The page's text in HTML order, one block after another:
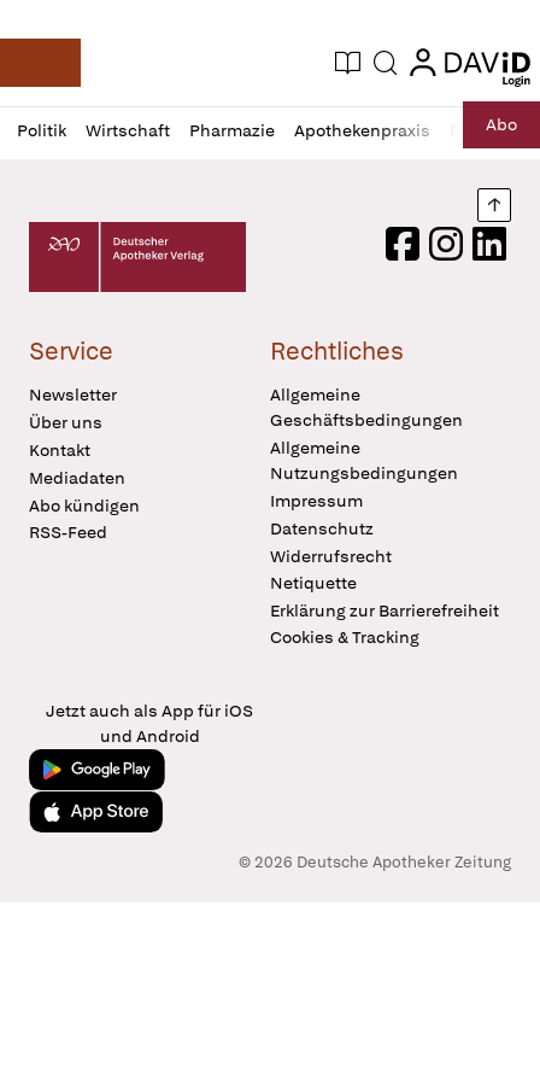
Deutsche Apotheker Zeitung
Aktuelle Ausgabe
Suche login
login
Politik Wirtschaft Pharmazie Apothekenpraxis RechtAbo
Profil
öffnen
Daz
Pur
Deutscher Apotheker Verlag Logo
FacebookInstagram
Service
Newsletter
Über uns
Kontakt
Mediadaten
Abo kündigen
RSS-Feed
Rechtliches
Allgemeine
Geschäftsbedingungen
Allgemeine
Nutzungsbedingungen
Impressum
Datenschutz
Widerrufsrecht
Netiquette
Erklärung zur Barrierefreiheit
Cookies & Tracking
Jetzt auch als App für iOS
und Android
Jetzt bei Google Play
Laden im App Store
© 2026 Deutsche Apotheker Zeitung